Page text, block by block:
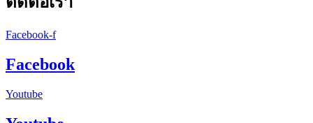
Facebook-f
Facebook
Youtube